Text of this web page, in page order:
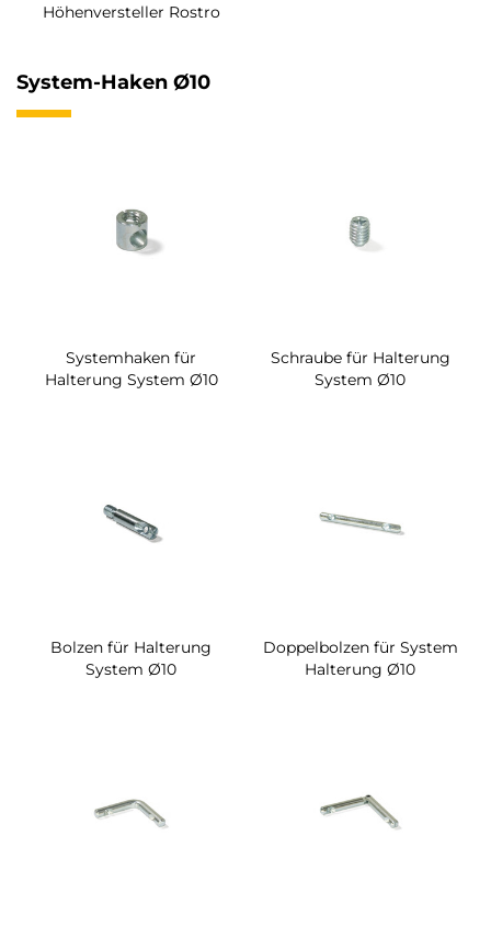
Höhenversteller Rostro
System-Haken Ø10
Systemhaken für
Halterung System Ø10
Schraube für Halterung
System Ø10
Bolzen für Halterung
System Ø10
Doppelbolzen für System
Halterung Ø10